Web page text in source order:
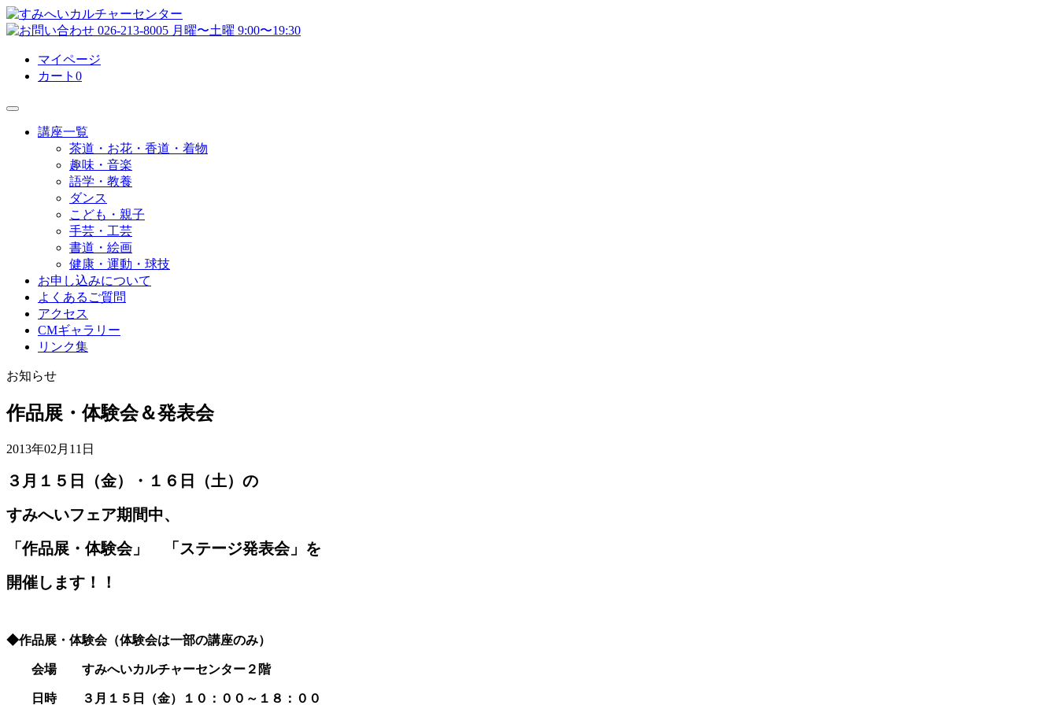
マイページ
カート 0
講座一覧
茶道・お花・香道・着物
趣味・音楽
語学・教養
ダンス
こども・親子
手芸・工芸
書道・絵画
健康・運動・球技
お申し込みについて
よくあるご質問
アクセス
CMギャラリー
リンク集
お知らせ
作品展・体験会＆発表会
2013年02月11日
３月１５日（金）・１６日（土）の
すみへいフェア期間中、
「作品展・体験会」 「ステージ発表会」を
開催します！！
◆作品展・体験会（体験会は一部の講座のみ）
会場 すみへいカルチャーセンター２階
日時 ３月１５日（金）１０：００～１８：００